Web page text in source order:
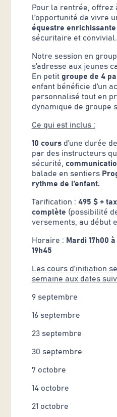
Pour la rentrée, offrez
l’opportunité de vivre
équestre enrichissante
sécuritaire et convivial.
Notre session en
s’adresse aux jeunes
En petitgroupe de 4
enfant bénéficie d’un
personnalisé tout en
dynamique de groupe
Ce qui est inclus :
10 coursd’une durée de
par des instructeurs
sécurité,
balade en sentiers
rythme de l’enfant.
Tarification : 495 $ +
complète (possibilité
versements, au début
Horaire : Mardi 17h00 à
19h45
Les cours d’initiation
semaine aux dates
9 septembre
16 septembre
23 septembre
30 septembre
7 octobre
14 octobre
21 octobre